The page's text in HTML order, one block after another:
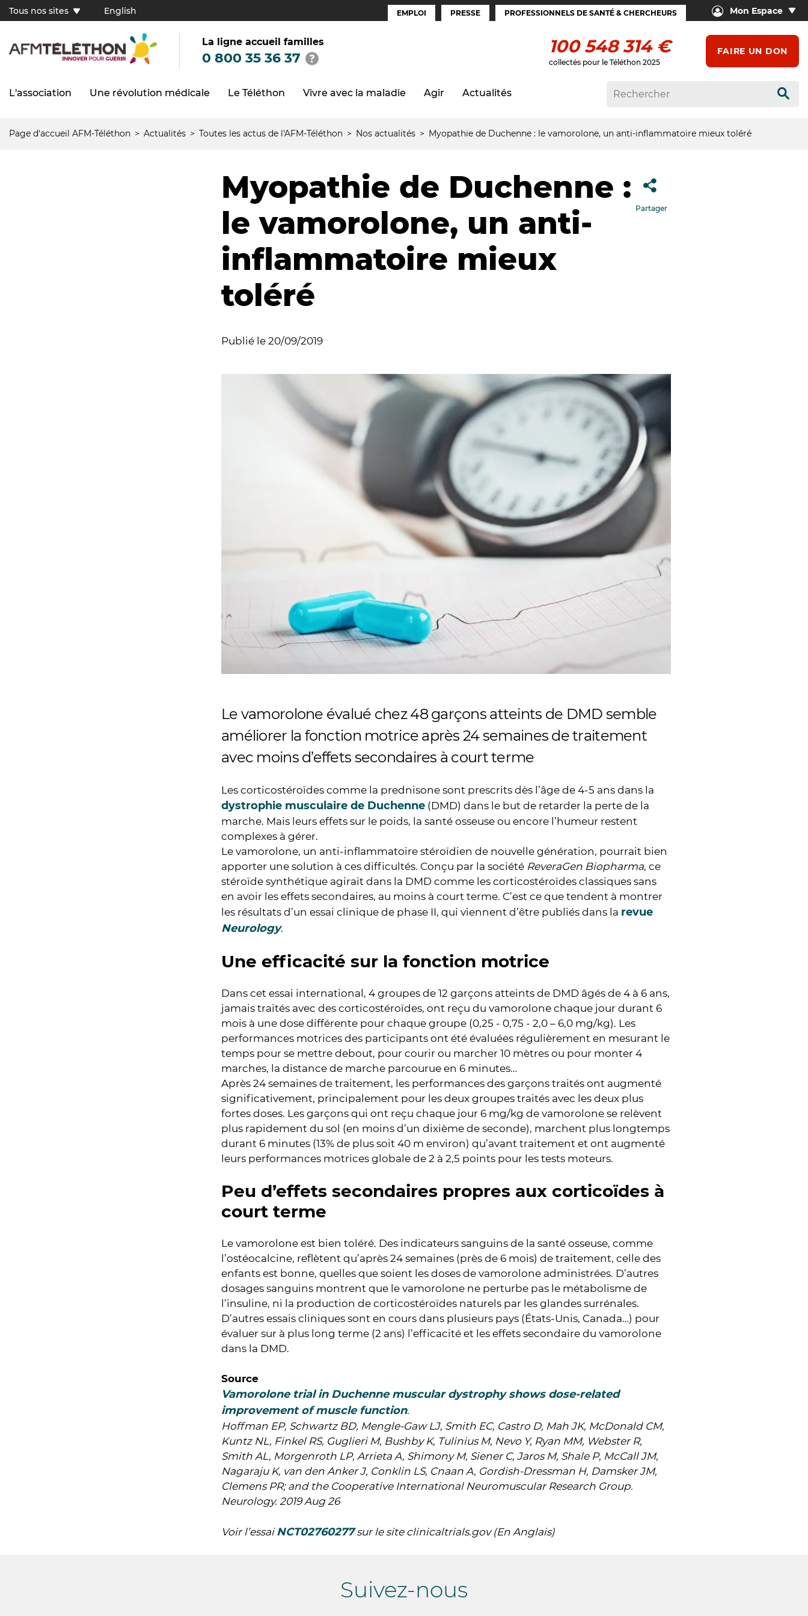
contenu
Tous
sites
(FR)
Tous nos sites English
Espaces
EMPLOI PRESSE PROFESSIONNELS DE SANTÉ & CHERCHEURS Mon Espace
La ligne accueil familles
0 800 35 36 37
100 548 314 €
collectés pour le Téléthon 2025
FAIRE UN DON
Navigation
L'association Une révolution médicale Le Téléthon Vivre avec la maladie Agir Actualités
Fil
Page d'accueil AFM-Téléthon Actualités Toutes les actus de l'AFM-Téléthon Nos actualités Myopathie de Duchenne : le vamorolone, un anti-inflammatoire mieux toléré
Myopathie de Duchenne :
le vamorolone, un anti-
inflammatoire mieux
toléré
Partager
Publié le 20/09/2019
Le vamorolone évalué chez 48 garçons atteints de DMD semble
améliorer la fonction motrice après 24 semaines de traitement
avec moins d’effets secondaires à court terme
Les corticostéroïdes comme la prednisone sont prescrits dès l’âge de 4-5 ans dans la
dystrophie musculaire de Duchenne (DMD) dans le but de retarder la perte de la
marche. Mais leurs effets sur le poids, la santé osseuse ou encore l’humeur restent
complexes à gérer.
Le vamorolone, un anti-inflammatoire stéroïdien de nouvelle génération, pourrait bien
apporter une solution à ces difficultés. Conçu par la société ReveraGen Biopharma, ce
stéroïde synthétique agirait dans la DMD comme les corticostéroïdes classiques sans
en avoir les effets secondaires, au moins à court terme. C’est ce que tendent à montrer
les résultats d’un essai clinique de phase II, qui viennent d’être publiés dans la revue
Neurology.
Une efficacité sur la fonction motrice
Dans cet essai international, 4 groupes de 12 garçons atteints de DMD âgés de 4 à 6 ans,
jamais traités avec des corticostéroïdes, ont reçu du vamorolone chaque jour durant 6
mois à une dose différente pour chaque groupe (0,25 - 0,75 - 2,0 – 6,0 mg/kg). Les
performances motrices des participants ont été évaluées régulièrement en mesurant le
temps pour se mettre debout, pour courir ou marcher 10 mètres ou pour monter 4
marches, la distance de marche parcourue en 6 minutes…
Après 24 semaines de traitement, les performances des garçons traités ont augmenté
significativement, principalement pour les deux groupes traités avec les deux plus
fortes doses. Les garçons qui ont reçu chaque jour 6 mg/kg de vamorolone se relèvent
plus rapidement du sol (en moins d’un dixième de seconde), marchent plus longtemps
durant 6 minutes (13% de plus soit 40 m environ) qu’avant traitement et ont augmenté
leurs performances motrices globale de 2 à 2,5 points pour les tests moteurs.
Peu d’effets secondaires propres aux corticoïdes à
court terme
Le vamorolone est bien toléré. Des indicateurs sanguins de la santé osseuse, comme
l’ostéocalcine, reflètent qu’après 24 semaines (près de 6 mois) de traitement, celle des
enfants est bonne, quelles que soient les doses de vamorolone administrées. D’autres
dosages sanguins montrent que le vamorolone ne perturbe pas le métabolisme de
l’insuline, ni la production de corticostéroïdes naturels par les glandes surrénales.
D’autres essais cliniques sont en cours dans plusieurs pays (États-Unis, Canada…) pour
évaluer sur à plus long terme (2 ans) l’efficacité et les effets secondaire du vamorolone
dans la DMD.
Source
Vamorolone trial in Duchenne muscular dystrophy shows dose-related
improvement of muscle function.
Hoffman EP, Schwartz BD, Mengle-Gaw LJ, Smith EC, Castro D, Mah JK, McDonald CM,
Kuntz NL, Finkel RS, Guglieri M, Bushby K, Tulinius M, Nevo Y, Ryan MM, Webster R,
Smith AL, Morgenroth LP, Arrieta A, Shimony M, Siener C, Jaros M, Shale P, McCall JM,
Nagaraju K, van den Anker J, Conklin LS, Cnaan A, Gordish-Dressman H, Damsker JM,
Clemens PR; and the Cooperative International Neuromuscular Research Group.
Neurology. 2019 Aug 26
Voir l’essai NCT02760277sur le site clinicaltrials.gov (En Anglais)
Suivez-nous